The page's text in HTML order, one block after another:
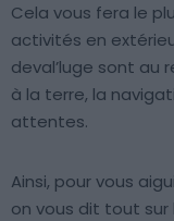
Cela vous fera le
activités en
deval’luge sont au
à la terre, la
attentes.
Ainsi, pour vous
on vous dit tout sur